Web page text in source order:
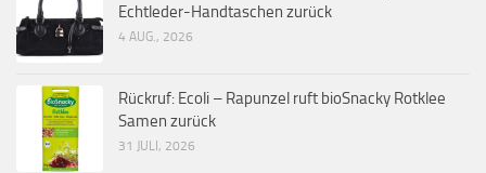
Echtleder-Handtaschen zurück
4 AUG., 2026
Rückruf: Ecoli – Rapunzel ruft bioSnacky Rotklee
Samen zurück
31 JULI, 2026